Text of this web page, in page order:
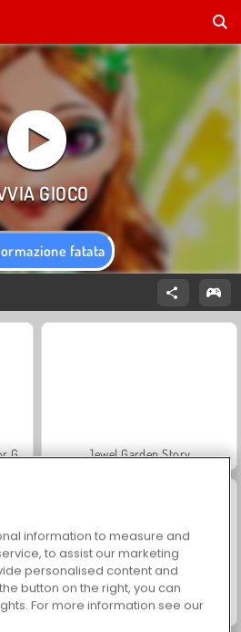
fatata
Fashion Princess - Dress Up for Girls Jewel Garden Story
Scala 40
information to measure and
to assist our marketing
personalised content and
button on the right, you can
For more information see our